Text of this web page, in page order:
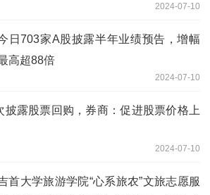
2024-07-10
日703家A股披露半年业绩预告，增幅
高超88倍
2024-07-10
披露股票回购，券商：促进股票价格上
2024-07-10
首大学旅游学院“心系旅农”文旅志愿服